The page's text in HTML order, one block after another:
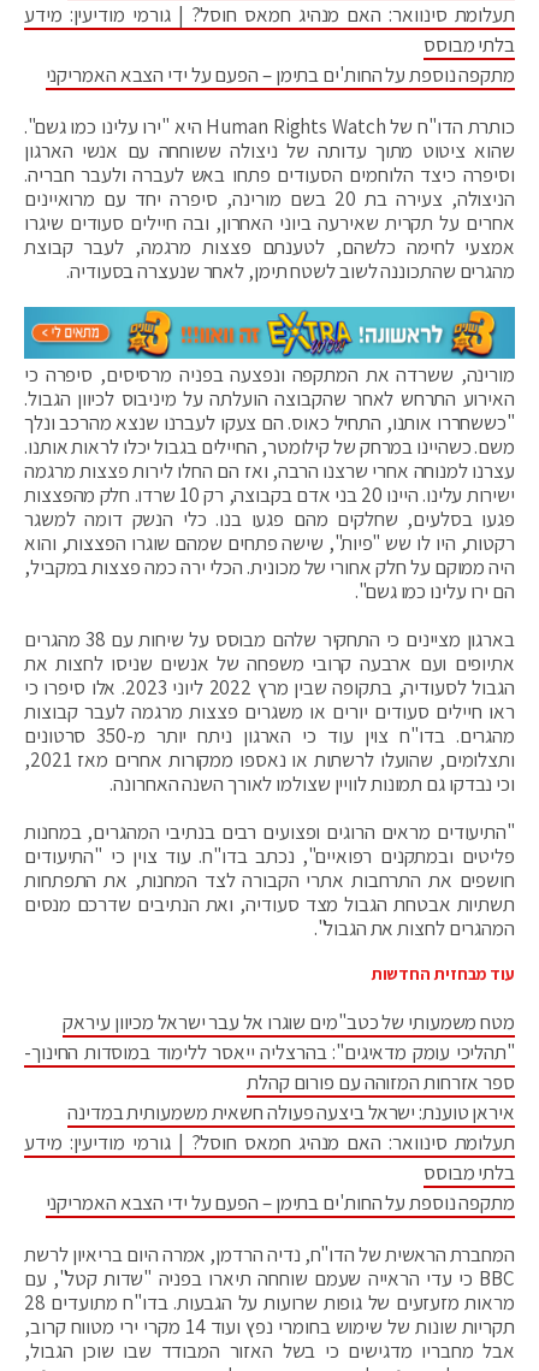
תעלומת סינוואר: האם מנהיג חמאס חוסל? | גורמי מודיעין: מידע
בלתי מבוסס
מתקפה נוספת על החות'ים בתימן – הפעם על ידי הצבא האמריקני
כותרת הדו"ח של Human Rights Watch היא "ירו עלינו כמו גשם".
שהוא ציטוט מתוך עדותה של ניצולה ששוחחה עם אנשי הארגון
וסיפרה כיצד הלוחמים הסעודים פתחו באש לעברה ולעבר חבריה.
הניצולה, צעירה בת 20 בשם מורינה, סיפרה יחד עם מרואיינים
אחרים על תקרית שאירעה ביוני האחרון, ובה חיילים סעודים שיגרו
אמצעי לחימה כלשהם, לטענתם פצצות מרגמה, לעבר קבוצת
מהגרים שהתכוננה לשוב לשטח תימן, לאחר שנעצרה בסעודיה.
מורינה, ששרדה את המתקפה ונפצעה בפניה מרסיסים, סיפרה כי
האירוע התרחש לאחר שהקבוצה הועלתה על מיניבוס לכיוון הגבול.
"כששחררו אותנו, התחיל כאוס. הם צעקו לעברנו שנצא מהרכב ונלך
משם. כשהיינו במרחק של קילומטר, החיילים בגבול יכלו לראות אותנו.
עצרנו למנוחה אחרי שרצנו הרבה, ואז הם החלו לירות פצצות מרגמה
ישירות עלינו. היינו 20 בני אדם בקבוצה, רק 10 שרדו. חלק מהפצצות
פגעו בסלעים, שחלקים מהם פגעו בנו. כלי הנשק דומה למשגר
רקטות, היו לו שש "פיות", שישה פתחים שמהם שוגרו הפצצות, והוא
היה ממוקם על חלק אחורי של מכונית. הכלי ירה כמה פצצות במקביל,
הם ירו עלינו כמו גשם".
בארגון מציינים כי התחקיר שלהם מבוסס על שיחות עם 38 מהגרים
אתיופים ועם ארבעה קרובי משפחה של אנשים שניסו לחצות את
הגבול לסעודיה, בתקופה שבין מרץ 2022 ליוני 2023. אלו סיפרו כי
ראו חיילים סעודים יורים או משגרים פצצות מרגמה לעבר קבוצות
מהגרים. בדו"ח צוין עוד כי הארגון ניתח יותר מ-350 סרטונים
ותצלומים, שהועלו לרשתות או נאספו ממקורות אחרים מאז 2021,
וכי נבדקו גם תמונות לוויין שצולמו לאורך השנה האחרונה.
"התיעודים מראים הרוגים ופצועים רבים בנתיבי המהגרים, במחנות
פליטים ובמתקנים רפואיים", נכתב בדו"ח. עוד צוין כי "התיעודים
חושפים את התרחבות אתרי הקבורה לצד המחנות, את התפתחות
תשתיות אבטחת הגבול מצד סעודיה, ואת הנתיבים שדרכם מנסים
המהגרים לחצות את הגבול".
עוד מבחזית החדשות
מטח משמעותי של כטב"מים שוגרו אל עבר ישראל מכיוון עיראק
"תהליכי עומק מדאיגים": בהרצליה ייאסר ללימוד במוסדות החינוך-
ספר אזרחות המזוהה עם פורום קהלת
איראן טוענת: ישראל ביצעה פעולה חשאית משמעותית במדינה
תעלומת סינוואר: האם מנהיג חמאס חוסל? | גורמי מודיעין: מידע
בלתי מבוסס
מתקפה נוספת על החות'ים בתימן – הפעם על ידי הצבא האמריקני
המחברת הראשית של הדו"ח, נדיה הרדמן, אמרה היום בריאיון לרשת
BBC כי עדי הראייה שעמם שוחחה תיארו בפניה "שדות קטל", עם
מראות מזעזעים של גופות שרועות על הגבעות. בדו"ח מתועדים 28
תקריות שונות של שימוש בחומרי נפץ ועוד 14 מקרי ירי מטווח קרוב,
אבל מחבריו מדגישים כי בשל האזור המבודד שבו שוכן הגבול,